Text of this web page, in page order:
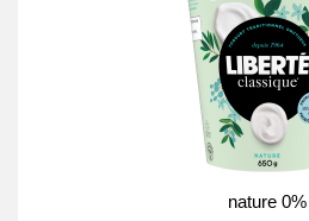
nature 0%